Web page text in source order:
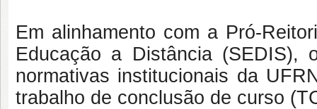
Em alinhamento com a Pró-
Educação a Distância
normativas institucionais da
trabalho de conclusão de curso